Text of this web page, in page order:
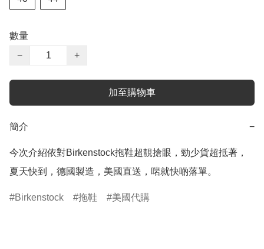
數量
−
+
加至購物車
簡介 −
今次介紹依對Birkenstock拖鞋超靚搶眼，勁少貨超抵著，
夏天快到，德國製造，美國直送，啱就快啲落單。
Birkenstock 拖鞋 美國代購